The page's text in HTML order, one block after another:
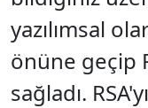
yazılımsal
önüne geçip
sağladı.